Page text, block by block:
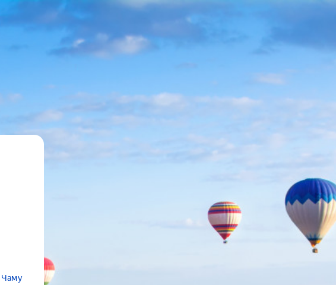
Чаму